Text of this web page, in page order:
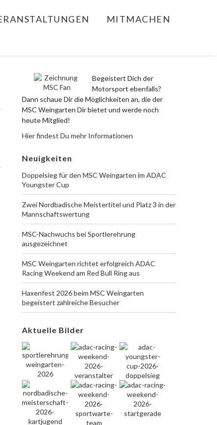
MITMACHEN
Begeistert Dich der
Motorsport ebenfalls?
Dann schaue Dir die Möglichkeiten an, die der
MSC Weingarten Dir bietet und werde noch
heute Mitglied!
Hier findest Du mehr Informationen
Neuigkeiten
Doppelsieg für den MSC Weingarten im ADAC
Youngster Cup
Zwei Nordbadische Meistertitel und Platz 3 in der
Mannschaftswertung
MSC-Nachwuchs bei Sportlerehrung
ausgezeichnet
MSC Weingarten richtet erfolgreich ADAC
Racing Weekend am Red Bull Ring aus
Haxenfest 2026 beim MSC Weingarten
begeistert zahlreiche Besucher
Aktuelle Bilder